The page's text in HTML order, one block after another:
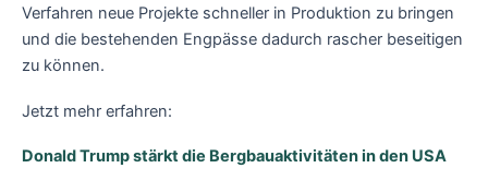
Verfahren neue Projekte schneller in Produktion zu bringen
und die bestehenden Engpässe dadurch rascher beseitigen
zu können.
Jetzt mehr erfahren:
Donald Trump stärkt die Bergbauaktivitäten in den USA